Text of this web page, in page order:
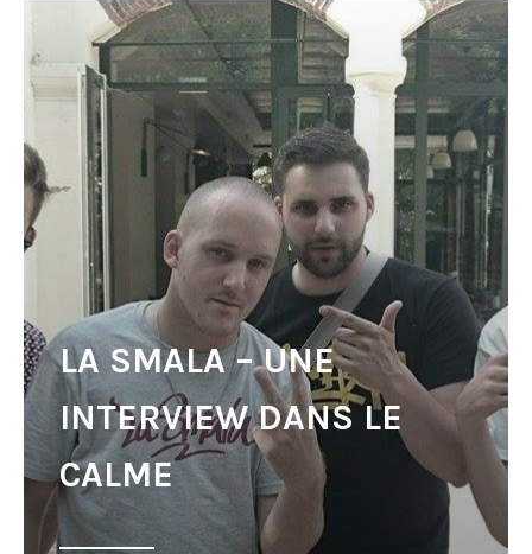
LA SMALA – UNE
INTERVIEW DANS LE
CALME